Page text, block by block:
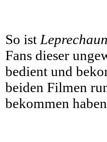
So ist
Fans dieser
bedient und
beiden Filmen
bekommen